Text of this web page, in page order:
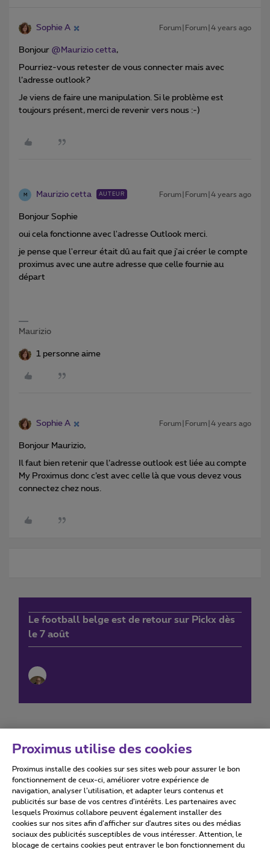
Sophie A Forum|Forum|4 years ago
Bonjour @Maurizio cetta,
Pourriez-vous retester de vous connecter mais avec
l’adresse outlook?
Je viens de faire une manipulation. Si le problème est
toujours présent, merci de revenir vers nous :-)
M Maurizio cetta AUTEUR Forum|Forum|4 years ago
Bonjour Sophie
oui cela fonctionne avec l'adresse Outlook merci.
je pense que l'erreur était dû au fait que j'ai créer le compte
proximus avec une autre adresse que celle fournie au
départ
Maurizio
1 personne aime
Sophie A Forum|Forum|4 years ago
Bonjour Maurizio,
Il faut bien retenir que l’adresse outlook est liée au compte
My Proximus donc c’est avec celle là que vous devez vous
connectez chez nous.
Le football belge est de retour sur Pickx dès
le 7 août
Conditions d'utilisation Accessibility statement
Tous droits réservés. © 2026 Proximus
Proximus utilise des cookies
Proximus installe des cookies sur ses sites web pour assurer le bon
fonctionnement de ceux-ci, améliorer votre expérience de
navigation, analyser l’utilisation, et adapter leurs contenus et
publicités sur base de vos centres d’intérêts. Les partenaires avec
lesquels Proximus collabore peuvent également installer des
cookies sur nos sites afin d’afficher sur d'autres sites ou des médias
sociaux des publicités susceptibles de vous intéresser. Attention, le
blocage de certains cookies peut entraver le bon fonctionnement du